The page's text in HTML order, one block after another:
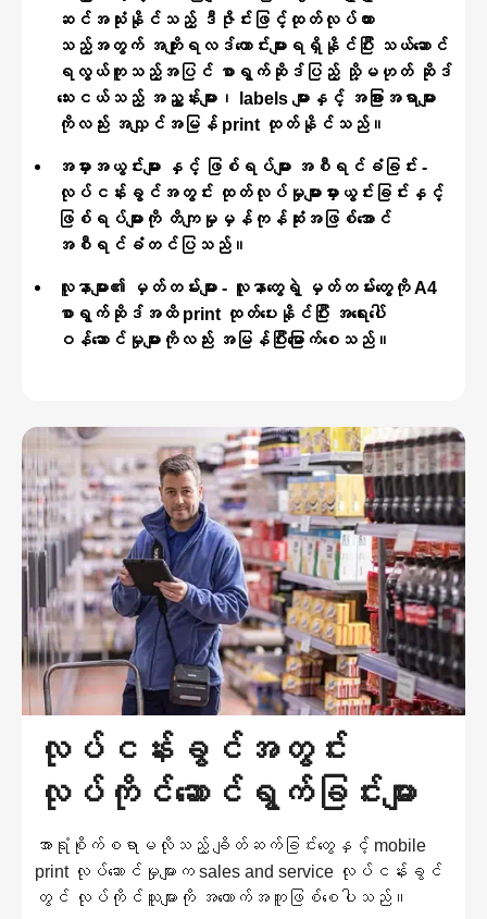
ဆင်အသုံးနိုင်သည့် ဒီဇိုင်းဖြင့်ထုတ်လုပ်ထား
သည့်အတွက် အကျိုးရလဒ်ကောင်းများရရှိနိုင်ပြီး သယ်ဆောင်
ရလွယ်ကူသည့်အပြင် စာရွက်ဆိုဒ်ပြည့် သို့မဟုတ် ဆိုဒ်
သေးငယ်သည့် အညွှန်းများ၊ labels များနှင့် အခြားအရာများ
ကိုလည်း အလျှင်အမြန် print ထုတ်နိုင်သည်။
အမှားအယွင်းများ နှင့် ဖြစ်ရပ်များ အစီရင်ခံခြင်း -
လုပ်ငန်းခွင်အတွင်း ထုတ်လုပ်မှုများမှားယွင်းခြင်းနှင့်
ဖြစ်ရပ်များကို တိကျမှုမှန်ကုန်ဆုံးအဖြစ်အောင်
အစီရင်ခံတင်ပြသည်။
လူနာများ၏ မှတ်တမ်းများ - လူနာတွေရဲ့ မှတ်တမ်းတွေကို A4
စာရွက်ဆိုဒ်အထိ print ထုတ်ပေးနိုင်ပြီး အရေးပေါ်
ဝန်ဆောင်မှုများကိုလည်း အမြန်ပြီးမြောက်စေသည်။
လုပ်ငန်းခွင်အတွင်း
လုပ်ကိုင်ဆောင်ရွက်ခြင်းများ
အာရုံစိုက်စရာမလိုသည့် ချိတ်ဆက်ခြင်းတွေနှင့် mobile
print လုပ်ဆောင်မှုများက sales and service လုပ်ငန်းခွင်
တွင် လုပ်ကိုင်သူများကို အထောက်အကူဖြစ်စေပါသည်။